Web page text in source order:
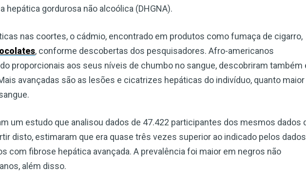
hepática gordurosa não alcoólica (DHGNA).
nas coortes, o cádmio, encontrado em produtos como fumaça de cigarro,
, conforme descobertas dos pesquisadores. Afro-americanos
proporcionais aos seus níveis de chumbo no sangue, descobriram também
avançadas são as lesões e cicatrizes hepáticas do indivíduo, quanto maior
um estudo que analisou dados de 47.422 participantes dos mesmos dados
disto, estimaram que era quase três vezes superior ao indicado pelos dados
com fibrose hepática avançada. A prevalência foi maior em negros não
além disso.